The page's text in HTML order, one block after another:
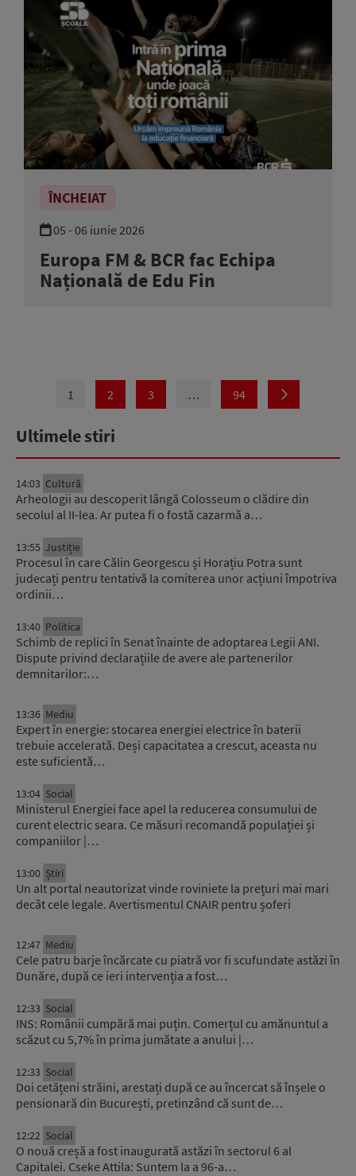
ÎNCHEIAT
05 - 06 iunie 2026
Europa FM & BCR fac Echipa
Națională de Edu Fin
1 2 3 … 94
Ultimele stiri
14:03 Cultură
Arheologii au descoperit lângă Colosseum o clădire din
secolul al II-lea. Ar putea fi o fostă cazarmă a…
13:55 Justiție
Procesul în care Călin Georgescu și Horațiu Potra sunt
judecați pentru tentativă la comiterea unor acțiuni împotriva
ordinii…
13:40 Politica
Schimb de replici în Senat înainte de adoptarea Legii ANI.
Dispute privind declarațiile de avere ale partenerilor
demnitarilor:…
13:36 Mediu
Expert în energie: stocarea energiei electrice în baterii
trebuie accelerată. Deși capacitatea a crescut, aceasta nu
este suficientă…
13:04 Social
Ministerul Energiei face apel la reducerea consumului de
curent electric seara. Ce măsuri recomandă populației și
companiilor |…
13:00 Știri
Un alt portal neautorizat vinde roviniete la prețuri mai mari
decât cele legale. Avertismentul CNAIR pentru șoferi
12:47 Mediu
Cele patru barje încărcate cu piatră vor fi scufundate astăzi în
Dunăre, după ce ieri intervenția a fost…
12:33 Social
INS: Românii cumpără mai puțin. Comerțul cu amănuntul a
scăzut cu 5,7% în prima jumătate a anului |…
12:33 Social
Doi cetățeni străini, arestați după ce au încercat să înșele o
pensionară din București, pretinzând că sunt de…
12:22 Social
O nouă creșă a fost inaugurată astăzi în sectorul 6 al
Capitalei. Cseke Attila: Suntem la a 96-a…